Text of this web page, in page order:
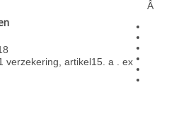
verzekering, artikel15. a . ex
Â